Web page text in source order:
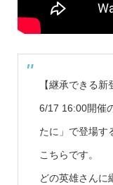
【継承できる新
6/17 16:00開催
たに」で登場す
こちらです。
どの英雄さんに